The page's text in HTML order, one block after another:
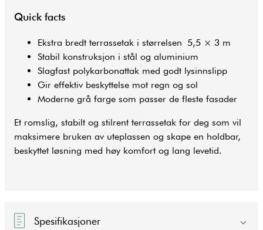
Quick facts
Ekstra bredt terrassetak i størrelsen 5,5 × 3 m
Stabil konstruksjon i stål og aluminium
Slagfast polykarbonattak med godt lysinnslipp
Gir effektiv beskyttelse mot regn og sol
Moderne grå farge som passer de fleste fasader
Et romslig, stabilt og stilrent terrassetak for deg som vil
maksimere bruken av uteplassen og skape en holdbar,
beskyttet løsning med høy komfort og lang levetid.
Spesifikasjoner